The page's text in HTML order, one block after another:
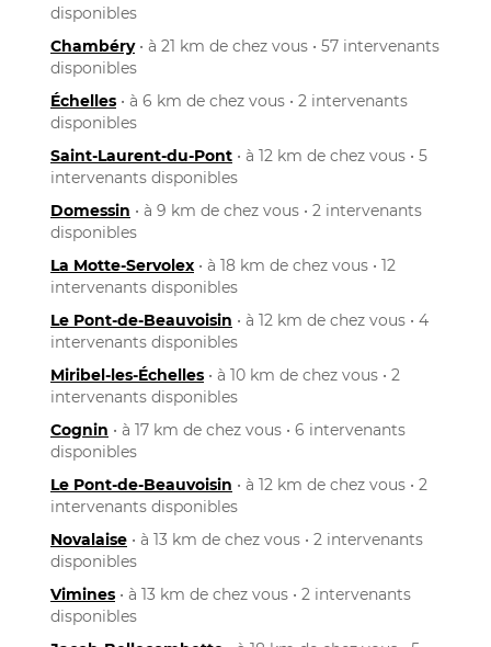
disponibles
Chambéry• à 21 km de chez vous • 57 intervenants
disponibles
Échelles • à 6 km de chez vous • 2 intervenants
disponibles
Saint-Laurent-du-Pont • à 12 km de chez vous • 5
intervenants disponibles
Domessin • à 9 km de chez vous • 2 intervenants
disponibles
La Motte-Servolex • à 18 km de chez vous • 12
intervenants disponibles
Le Pont-de-Beauvoisin • à 12 km de chez vous • 4
intervenants disponibles
Miribel-les-Échelles • à 10 km de chez vous • 2
intervenants disponibles
Cognin • à 17 km de chez vous • 6 intervenants
disponibles
Le Pont-de-Beauvoisin • à 12 km de chez vous • 2
intervenants disponibles
Novalaise • à 13 km de chez vous • 2 intervenants
disponibles
Vimines • à 13 km de chez vous • 2 intervenants
disponibles